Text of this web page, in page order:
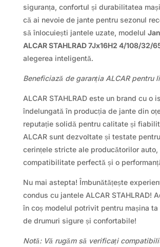
siguranța, confortul și durabilitatea
că ai nevoie de jante pentru sezonul
să înlocuiești jantele uzate, modelul
ALCAR STAHLRAD 7Jx16H2 4/108/32/
alegerea inteligentă.
Beneficiază de garanția ALCAR pentru
ALCAR STAHLRAD este un brand cu o
îndelungată în producția de jante din
reputație solidă pentru calitate și
ALCAR sunt dezvoltate și testate
cerințele stricte ale producătorilor auto,
compatibilitate perfectă și o
Nu mai astepta! Îmbunătățește
condus cu jantele ALCAR STAHLRAD!
în coș modelul potrivit pentru mașina
de drumuri sigure și confortabile!
Notă: Vă rugăm să verificați